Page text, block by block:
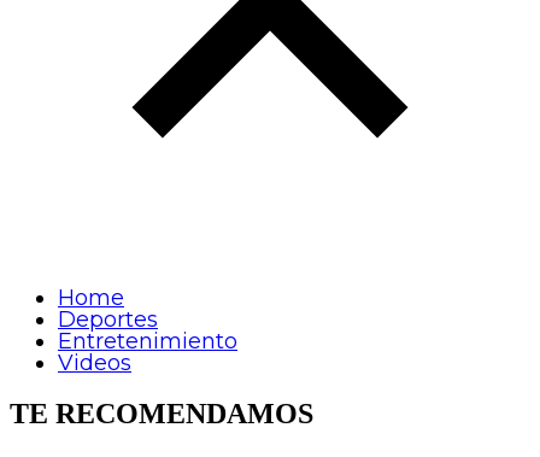
Home
Deportes
Entretenimiento
Videos
TE RECOMENDAMOS